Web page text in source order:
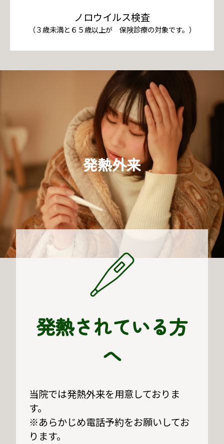
ノロウイルス検査
（３歳未満と６５歳以上が 保険診療の対象です。）
発熱外来
発熱されている方
へ
当院では発熱外来を用意しておりま
す。
※あらかじめ電話予約をお願いしてお
ります。